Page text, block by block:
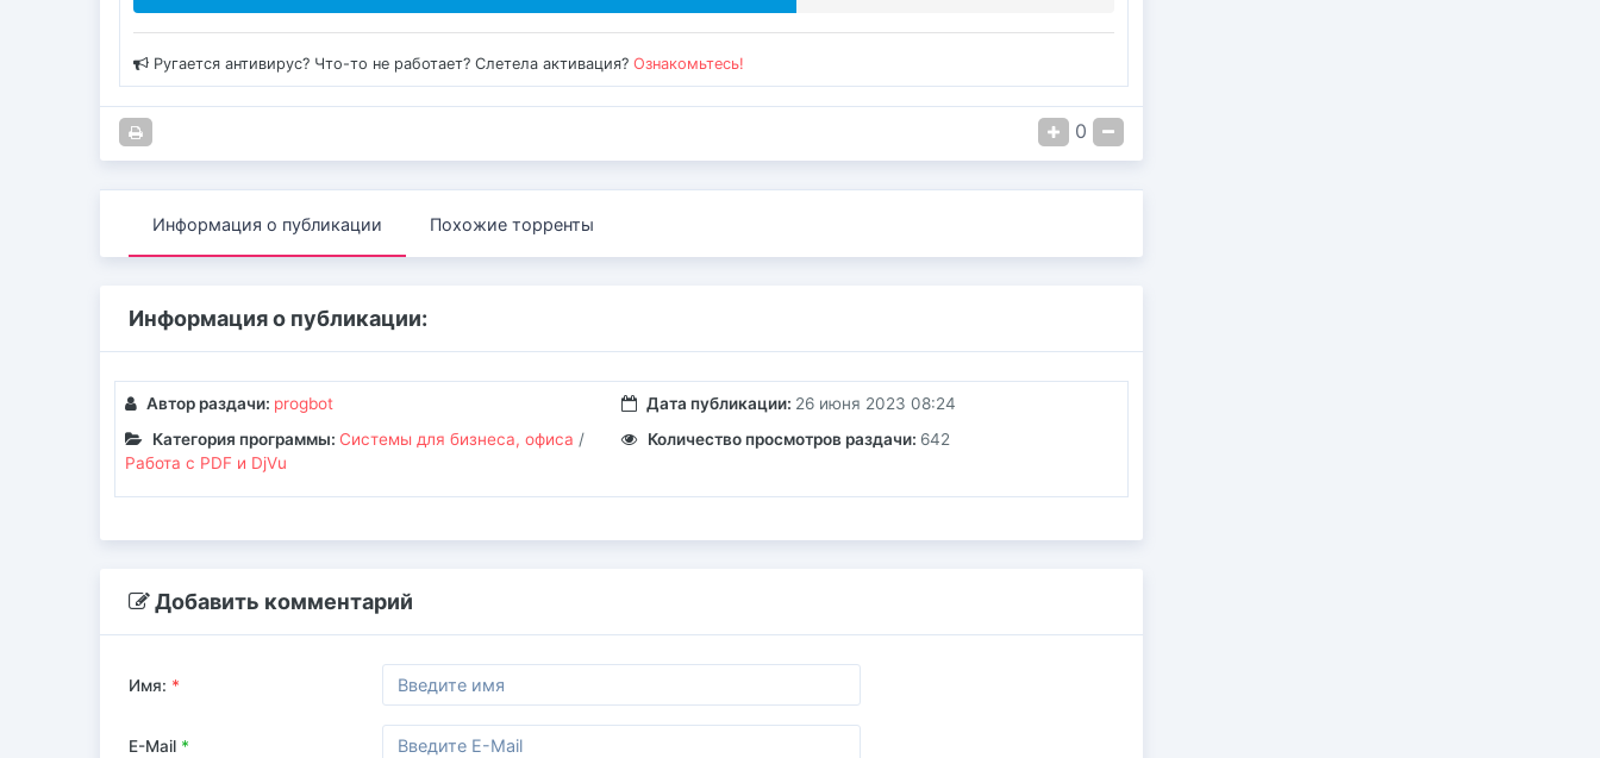
Ругается антивирус? Что-то не работает? Слетела активация?Ознакомьтесь!
0
Информация о публикации Похожие торренты
Информация о публикации:
Автор раздачи: progbot Дата публикации: 26 июня 2023 08:24
Категория программы: Системы для бизнеса, офиса /
Работа с PDF и DjVu
Количество просмотров раздачи: 642
Добавить комментарий
Имя: *
E-Mail *